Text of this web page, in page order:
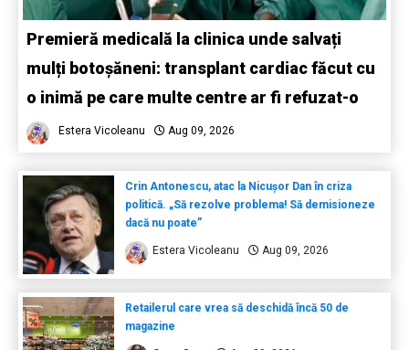
Premieră medicală la clinica unde salvați
mulți botoșăneni: transplant cardiac făcut cu
o inimă pe care multe centre ar fi refuzat-o
Estera Vicoleanu Aug 09, 2026
Crin Antonescu, atac la Nicușor Dan în criza
politică. „Să rezolve problema! Să demisioneze
dacă nu poate”
Estera Vicoleanu Aug 09, 2026
Retailerul care vrea să deschidă încă 50 de
magazine